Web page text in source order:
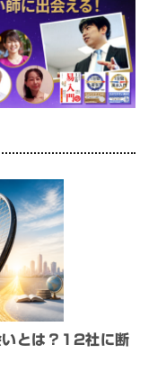
いとは？12社に断